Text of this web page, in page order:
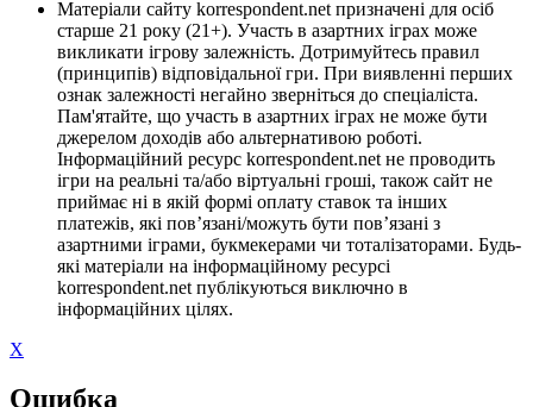
Матеріали сайту korrespondent.net призначені для осіб
старше 21 року (21+). Участь в азартних іграх може
викликати ігрову залежність. Дотримуйтесь правил
(принципів) відповідальної гри. При виявленні перших
ознак залежності негайно зверніться до спеціаліста.
Пам'ятайте, що участь в азартних іграх не може бути
джерелом доходів або альтернативою роботі.
Інформаційний ресурс korrespondent.net не проводить
ігри на реальні та/або віртуальні гроші, також сайт не
приймає ні в якій формі оплату ставок та інших
платежів, які пов’язані/можуть бути пов’язані з
азартними іграми, букмекерами чи тоталізаторами. Будь-
які матеріали на інформаційному ресурсі
korrespondent.net публікуються виключно в
інформаційних цілях.
X
Ошибка